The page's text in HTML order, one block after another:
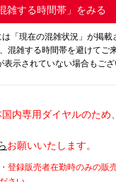
混雑する時間帯」をみる
「現在の混雑状況」が掲載
混雑する時間帯を避けてご
表示されていない場合もご
内専用ダイヤルのため
お願いいたします。
登録販売者在勤時のみの販